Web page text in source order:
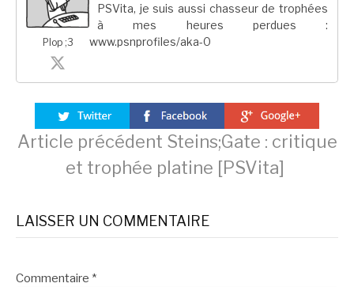
Plop ;3
PSVita, je suis aussi chasseur de trophées
à mes heures perdues :
www.psnprofiles/aka-0
Lire
la
suite
Article précédent Steins;Gate : critique
et trophée platine [PSVita]
LAISSER UN COMMENTAIRE
Commentaire *